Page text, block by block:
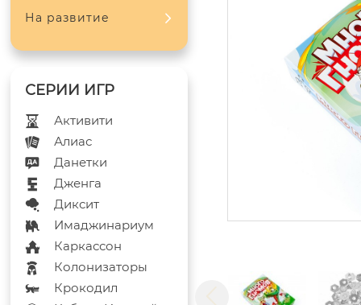
На развитие
Активити
Алиас
Данетки
Дженга
Диксит
Имаджинариум
Каркассон
Колонизаторы
Крокодил